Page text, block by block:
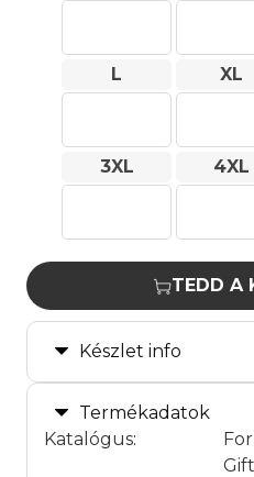
L XL
3XL 4XL
TEDD A
Készlet info
Termékadatok
Katalógus: